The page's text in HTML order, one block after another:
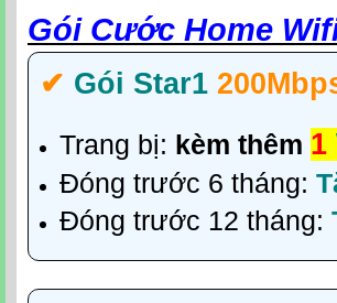
Gói Cước Home
✔‎ Gói Star1
Trang bị: kèm thêm 1
Đóng trước 6 tháng:
Đóng trước 12 tháng: